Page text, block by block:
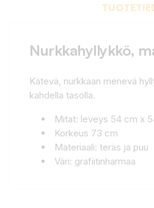
Nurkkahyllykkö,
Kätevä, nurkkaan menevä
kahdella tasolla.
Mitat: leveys 54 cm x
Korkeus 73 cm
Materiaali: teräs ja puu
Väri: grafiitinharmaa